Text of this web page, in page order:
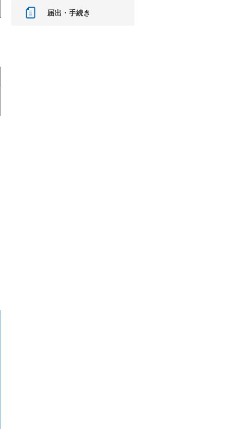
届出・手続き